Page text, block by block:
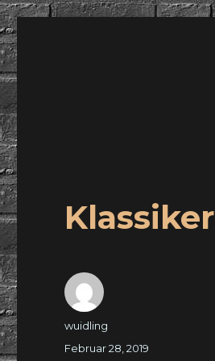
Klassiker
Autor
wuidling
Veröffentlicht
Februar 28, 2019